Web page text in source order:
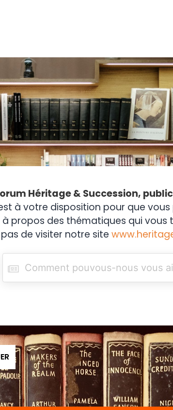
Héritage & Succession,
à votre disposition pour que vous
à propos des thématiques qui vous
de visiter notre site